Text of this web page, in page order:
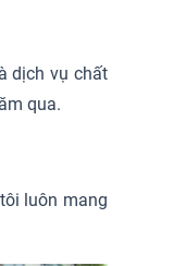
dịch vụ chất
qua.
luôn mang